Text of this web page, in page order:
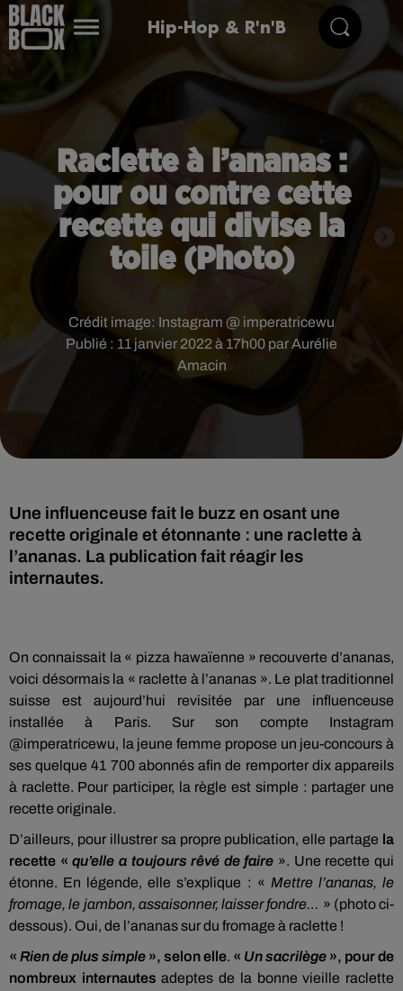
Hip-Hop & R'n'B
Raclette à l’ananas :
pour ou contre cette
recette qui divise la
toile (Photo)
Publié : 11 janvier 2022 à 17h00 par Aurélie
Amacin
Crédit image: Instagram @ imperatricewu
Une influenceuse fait le buzz en osant une
recette originale et étonnante : une raclette à
l’ananas. La publication fait réagir les
internautes.
On connaissait la « pizza hawaïenne » recouverte d’ananas,
voici désormais la « raclette à l’ananas ». Le plat traditionnel
suisse est aujourd’hui revisitée par une influenceuse
installée à Paris. Sur son compte Instagram
@imperatricewu, la jeune femme propose un jeu-concours à
ses quelque 41 700 abonnés afin de remporter dix appareils
à raclette. Pour participer, la règle est simple : partager une
recette originale.
D’ailleurs, pour illustrer sa propre publication, elle partage la
recette «qu’elle a toujours rêvé de faire ». Une recette qui
étonne. En légende, elle s’explique : « Mettre l’ananas, le
fromage, le jambon, assaisonner, laisser fondre… » (photo ci-
dessous). Oui, de l’ananas sur du fromage à raclette !
« Rien de plus simple », selon elle. « Un sacrilège », pour de
nombreux internautes adeptes de la bonne vieille raclette